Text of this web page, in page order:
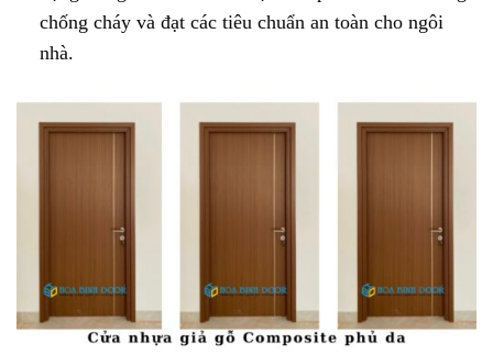
chống cháy và đạt các tiêu chuẩn an toàn cho ngôi
nhà.